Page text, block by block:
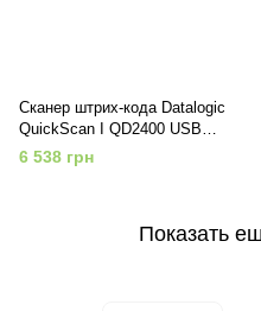
Сканер штрих-кода Datalogic
QuickScan I QD2400 USB
(QD2430-BKK1S)
6 538 грн
Показать